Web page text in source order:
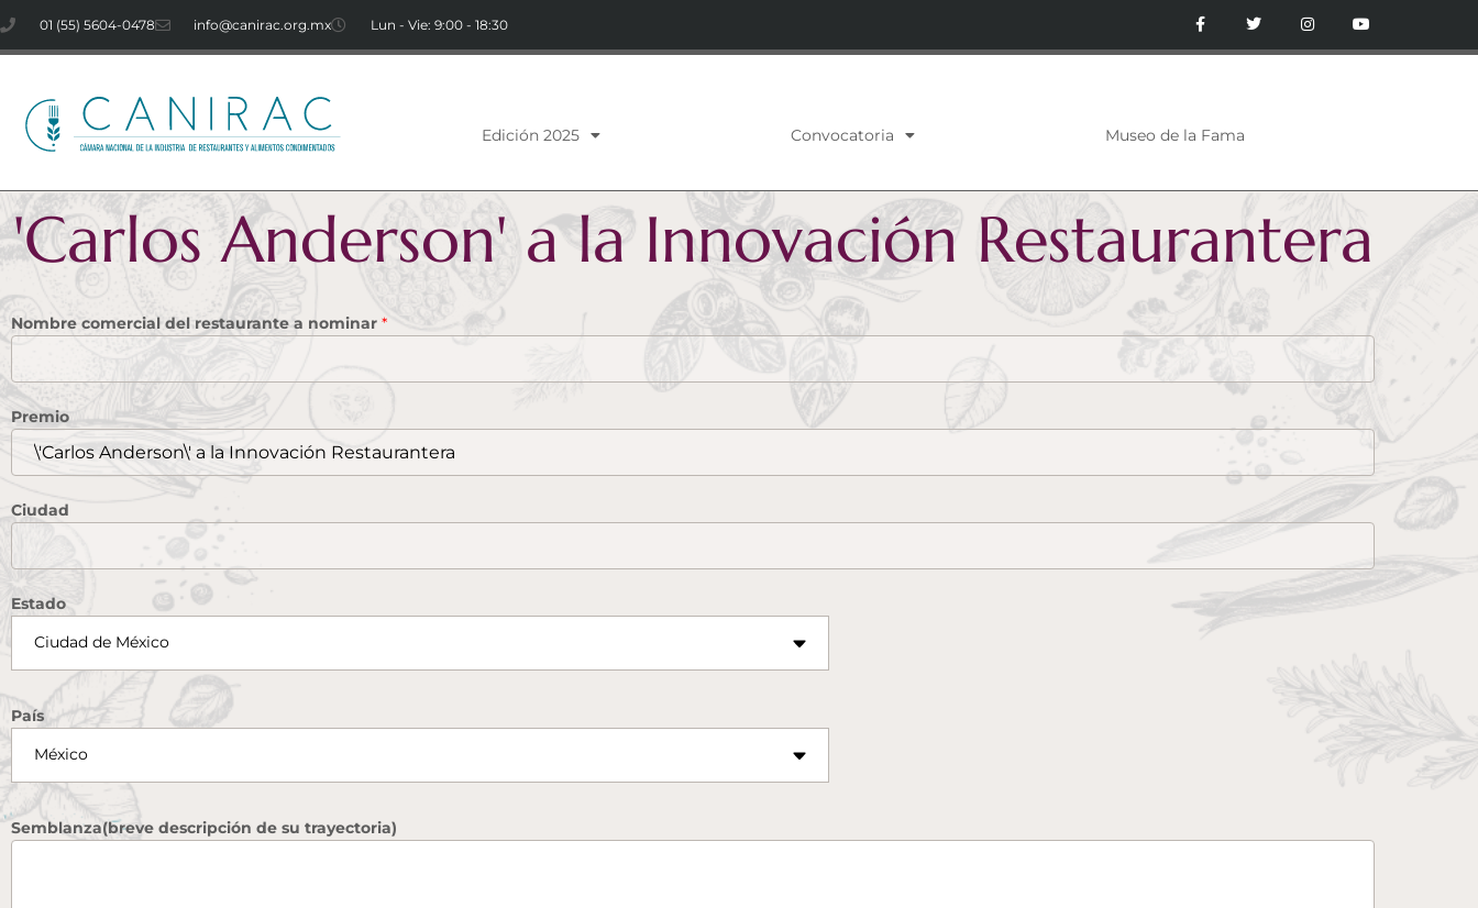
01 (55) 5604-0478 info@canirac.org.mx Lun - Vie: 9:00 - 18:30
Edición 2025 Convocatoria Museo de la Fama
'Carlos Anderson' a la Innovación Restaurantera
Nombre comercial del restaurante a nominar *
Premio
Ciudad
Estado
País
Semblanza(breve descripción de su trayectoria)